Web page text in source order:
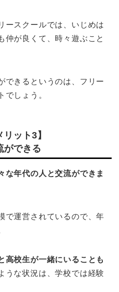
ースクールでは、いじめは
仲が良くて、時々遊ぶこと
できるというのは、フリー
でしょう。
ット3】
ができる
な年代の人と交流ができま
で運営されているので、年
高校生が一緒にいることも
うな状況は、学校では経験